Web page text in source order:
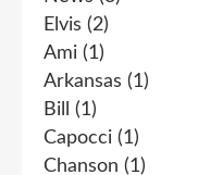
Elvis (2)
Ami (1)
Arkansas (1)
Bill
(1)
Capocci (1)
Chanson (1)